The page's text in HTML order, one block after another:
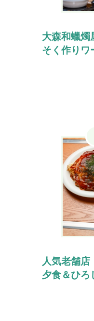
大森和蠟燭
そく作りワ
人気老舗店
夕食＆ひろ